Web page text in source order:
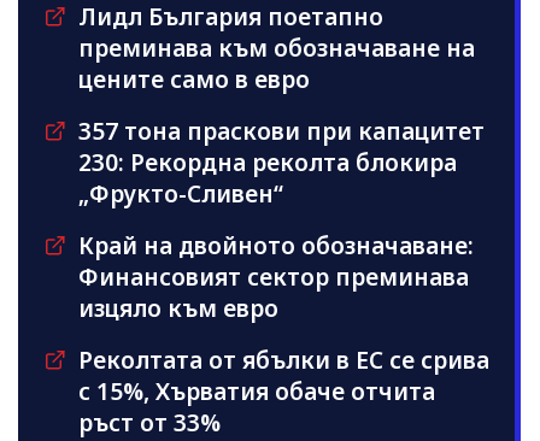
Лидл България поетапно
преминава към обозначаване на
цените само в евро
357 тона праскови при капацитет
230: Рекордна реколта блокира
„Фрукто-Сливен“
Край на двойното обозначаване:
Финансовият сектор преминава
изцяло към евро
Реколтата от ябълки в ЕС се срива
с 15%, Хърватия обаче отчита
ръст от 33%